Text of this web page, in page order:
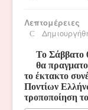
Λεπτομέρειες
Το Σάββατο
θα
το έκτακτο
Ποντίων
τροποποίηση